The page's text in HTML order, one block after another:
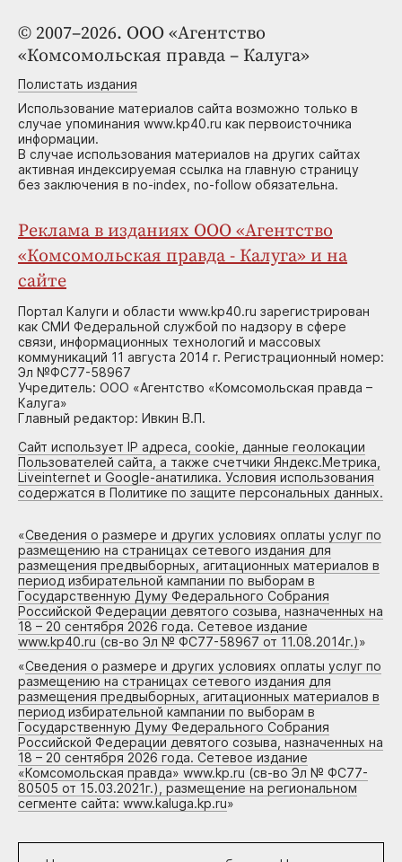
© 2007–2026. ООО «Агентство
«Комсомольская правда – Калуга»
Полистать издания
Использование материалов сайта возможно только в
случае упоминания www.kp40.ru как первоисточника
информации.
В случае использования материалов на других сайтах
активная индексируемая ссылка на главную страницу
без заключения в no-index, no-follow обязательна.
Реклама в изданиях ООО «Агентство
«Комсомольская правда - Калуга» и на
сайте
Портал Калуги и области www.kp40.ru зарегистрирован
как СМИ Федеральной службой по надзору в сфере
связи, информационных технологий и массовых
коммуникаций 11 августа 2014 г. Регистрационный номер:
Эл №ФС77-58967
Учредитель: ООО «Агентство «Комсомольская правда –
Калуга»
Главный редактор: Ивкин В.П.
Сайт использует IP адреса, cookie, данные геолокации
Пользователей сайта, а также счетчики Яндекс.Метрика,
Liveinternet и Google-анатилика. Условия использования
содержатся в Политике по защите персональных данных.
«Сведения о размере и других условиях оплаты услуг по
размещению на страницах сетевого издания для
размещения предвыборных, агитационных материалов в
период избирательной кампании по выборам в
Государственную Думу Федерального Собрания
Российской Федерации девятого созыва, назначенных на
18 – 20 сентября 2026 года. Сетевое издание
www.kp40.ru (св-во Эл № ФС77-58967 от 11.08.2014г.)»
«Сведения о размере и других условиях оплаты услуг по
размещению на страницах сетевого издания для
размещения предвыборных, агитационных материалов в
период избирательной кампании по выборам в
Государственную Думу Федерального Собрания
Российской Федерации девятого созыва, назначенных на
18 – 20 сентября 2026 года. Сетевое издание
«Комсомольская правда» www.kp.ru (св-во Эл № ФС77-
80505 от 15.03.2021г.), размещение на региональном
сегменте сайта: www.kaluga.kp.ru»